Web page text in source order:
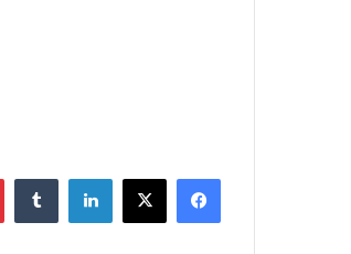
فيسبوك
‫X لينكدإن